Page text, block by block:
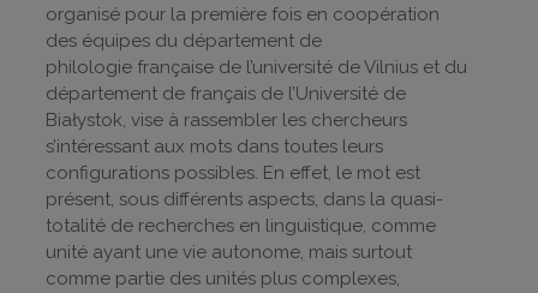
organisé pour la première fois en coopération
des équipes du département de
philologie française de l’université de Vilnius et du
département de français de l’Université de
Białystok, vise à rassembler les chercheurs
s’intéressant aux mots dans toutes leurs
configurations possibles. En effet, le mot est
présent, sous différents aspects, dans la quasi-
totalité de recherches en linguistique, comme
unité ayant une vie autonome, mais surtout
comme partie des unités plus complexes,